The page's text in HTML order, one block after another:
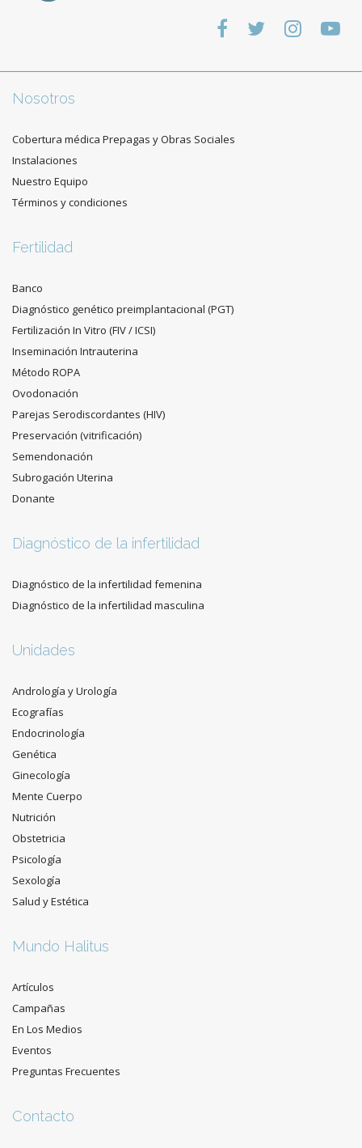
Nosotros
Cobertura médica Prepagas y Obras Sociales
Instalaciones
Nuestro Equipo
Términos y condiciones
Fertilidad
Banco
Diagnóstico genético preimplantacional (PGT)
Fertilización In Vitro (FIV / ICSI)
Inseminación Intrauterina
Método ROPA
Ovodonación
Parejas Serodiscordantes (HIV)
Preservación (vitrificación)
Semendonación
Subrogación Uterina
Donante
Diagnóstico de la infertilidad
Diagnóstico de la infertilidad femenina
Diagnóstico de la infertilidad masculina
Unidades
Andrología y Urología
Ecografías
Endocrinología
Genética
Ginecología
Mente Cuerpo
Nutrición
Obstetricia
Psicología
Sexología
Salud y Estética
Mundo Halitus
Artículos
Campañas
En Los Medios
Eventos
Preguntas Frecuentes
Contacto